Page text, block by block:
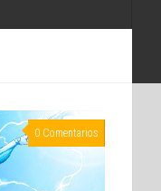
0 Comentarios